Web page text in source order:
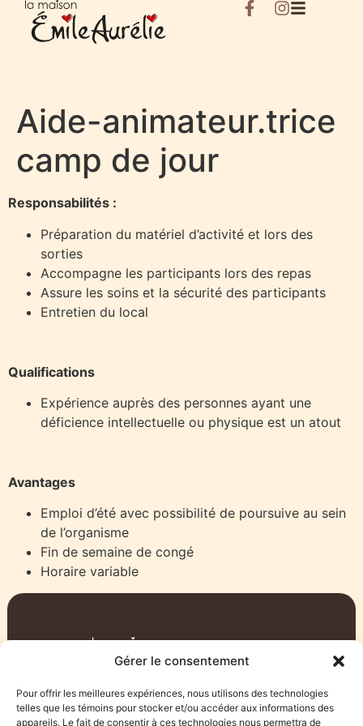
Gérer le consentement
Pour offrir les meilleures expériences, nous utilisons des technologies
telles que les témoins pour stocker et/ou accéder aux informations des
appareils. Le fait de consentir à ces technologies nous permettra de
Aide-animateur.trice
camp de jour
Responsabilités :
Préparation du matériel d’activité et lors des
sorties
Accompagne les participants lors des repas
Assure les soins et la sécurité des participants
Entretien du local
Qualifications
Expérience auprès des personnes ayant une
déficience intellectuelle ou physique est un atout
Avantages
Emploi d’été avec possibilité de poursuive au sein
de l’organisme
Fin de semaine de congé
Horaire variable
819 797-9587
administration@aisrn.com
1249, Avenue Granada, Rouyn-Noranda,